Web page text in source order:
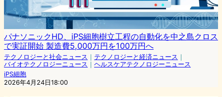
パナソニックHD、iPS細胞樹立工程の自動化を中之島クロス
で実証開始 製造費5,000万円を100万円へ
テクノロジーと社会ニュース ｜ テクノロジーと経済ニュース ｜
バイオテクノロジーニュース ｜ ヘルスケアテクノロジーニュース
iPS細胞
2026年4月24日18:00